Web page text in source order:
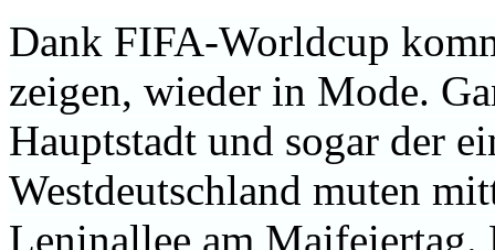
Dank FIFA-Worldcup
zeigen, wieder in Mode.
Hauptstadt und sogar der
Westdeutschland muten
Leninallee am Maifeiertag.